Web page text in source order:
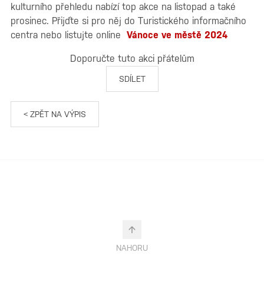
kulturního přehledu nabízí top akce na listopad a také
prosinec. Přijďte si pro něj do Turistického informačního
centra nebo listujte online Vánoce ve městě 2024
Doporučte tuto akci přátelům
SDÍLET
< ZPĚT NA VÝPIS
NAHORU